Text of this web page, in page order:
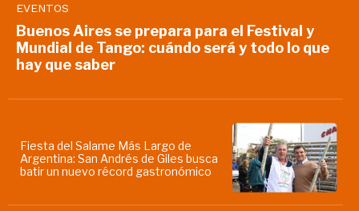
EVENTOS
Buenos Aires se prepara para el Festival y
Mundial de Tango: cuándo será y todo lo que
hay que saber
Fiesta del Salame Más Largo de
Argentina: San Andrés de Giles busca
batir un nuevo récord gastronómico